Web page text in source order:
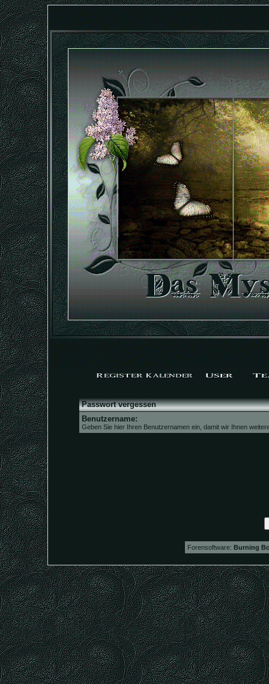
Passwort vergessen
Benutzername:
Geben Sie hier Ihren Benutzernamen ein, damit wir Ihnen
Forensoftware: Burning